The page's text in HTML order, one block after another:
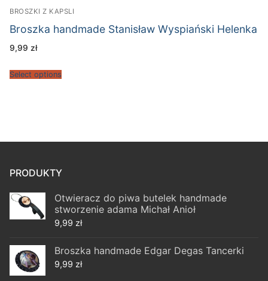
BROSZKI Z KAPSLI
Broszka handmade Stanisław Wyspiański Helenka
9,99 zł
Select options
PRODUKTY
Otwieracz do piwa butelek handmade
stworzenie adama Michał Anioł
9,99 zł
Broszka handmade Edgar Degas Tancerki
9,99 zł